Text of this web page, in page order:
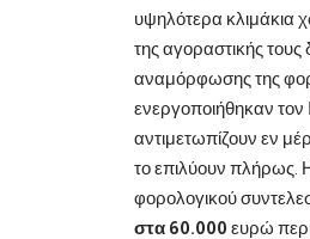
υψηλότερα κλιμάκια
της αγοραστικής
αναμόρφωσης της
ενεργοποιήθηκαν τον
αντιμετωπίζουν εν
το επιλύουν πλήρως.
φορολογικού
στα 60.000 ευρώ